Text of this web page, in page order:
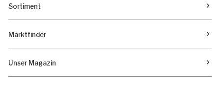
Sortiment
Marktfinder
Unser Magazin